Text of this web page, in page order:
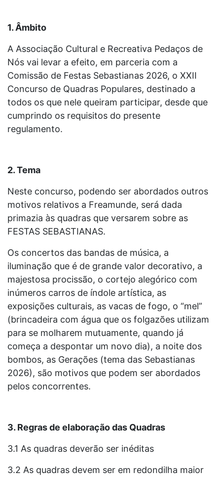
1. Âmbito
A Associação Cultural e Recreativa Pedaços de
Nós vai levar a efeito, em parceria com a
Comissão de Festas Sebastianas 2026, o XXII
Concurso de Quadras Populares, destinado a
todos os que nele queiram participar, desde que
cumprindo os requisitos do presente
regulamento.
2. Tema
Neste concurso, podendo ser abordados outros
motivos relativos a Freamunde, será dada
primazia às quadras que versarem sobre as
FESTAS SEBASTIANAS.
Os concertos das bandas de música, a
iluminação que é de grande valor decorativo, a
majestosa procissão, o cortejo alegórico com
inúmeros carros de índole artística, as
exposições culturais, as vacas de fogo, o “mel”
(brincadeira com água que os folgazões utilizam
para se molharem mutuamente, quando já
começa a despontar um novo dia), a noite dos
bombos, as Gerações (tema das Sebastianas
2026), são motivos que podem ser abordados
pelos concorrentes.
3. Regras de elaboração das Quadras
3.1 As quadras deverão ser inéditas
3.2 As quadras devem ser em redondilha maior